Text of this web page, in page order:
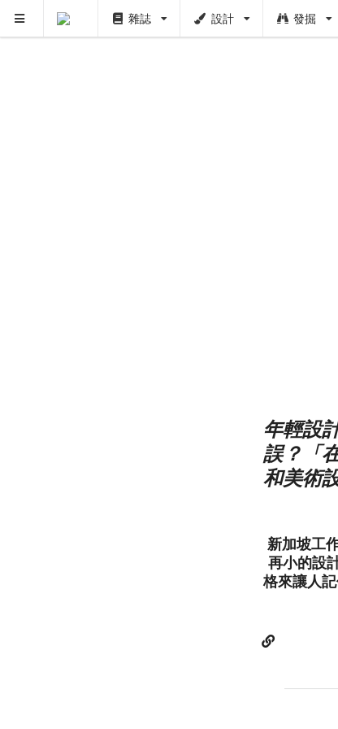
雜誌 設計 發掘
年輕設
誤？「
和美術
新加坡工
再小的設
格來讓人